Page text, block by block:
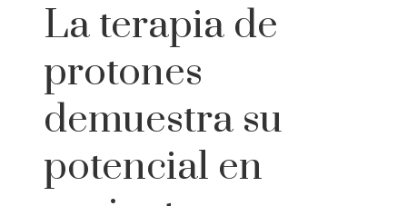
La terapia de
protones
demuestra su
potencial en